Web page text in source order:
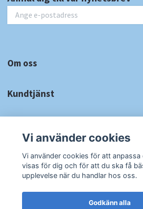
Om oss
Kundtjänst
Sociala medier
Vi använder cookies
Vi använder cookies för att anpassa
visas för dig och för att du ska få
upplevelse när du handlar hos oss.
Godkänn alla